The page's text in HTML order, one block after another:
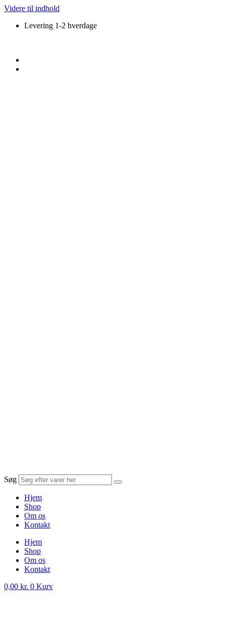
Videre til indhold
Levering 1-2 hverdage
Søg
Hjem
Shop
Om os
Kontakt
Hjem
Shop
Om os
Kontakt
0,00 kr. 0 Kurv